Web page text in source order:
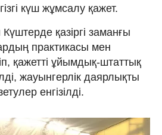
күш жұмсалу қажет.
Күштерде қазіргі заманғы
практикасы мен
қажетті ұйымдық-штаттық
жауынгерлік даярлықты
енгізілді.